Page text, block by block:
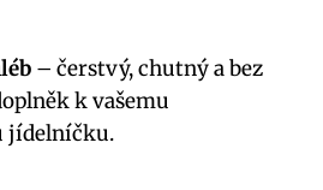
– čerstvý, chutný a bez
k vašemu
jídelníčku.